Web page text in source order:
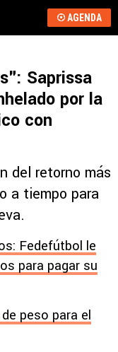
AGENDA
Saprissa
por la
con
del retorno más
a tiempo para
Fedefútbol le
para pagar su
peso para el